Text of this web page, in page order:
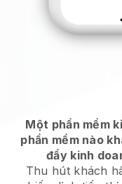
Một phần mềm
phần mềm nào
đẩy kinh
Thu hút khách